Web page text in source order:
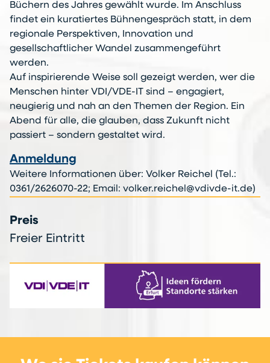
Büchern des Jahres gewählt wurde. Im Anschluss
findet ein kuratiertes Bühnengespräch statt, in dem
regionale Perspektiven, Innovation und
gesellschaftlicher Wandel zusammengeführt
werden.
Auf inspirierende Weise soll gezeigt werden, wer die
Menschen hinter VDI/VDE-IT sind – engagiert,
neugierig und nah an den Themen der Region. Ein
Abend für alle, die glauben, dass Zukunft nicht
passiert – sondern gestaltet wird.
Anmeldung
Weitere Informationen über: Volker Reichel (Tel.:
0361/2626070-22; Email: volker.reichel@vdivde-it.de)
Preis
Freier Eintritt